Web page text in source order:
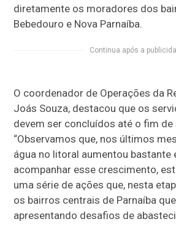
diretamente os moradores dos
Bebedouro e Nova Parnaíba.
Continua após a
O coordenador de Operações da
Joás Souza, destacou que os
devem ser concluídos até o fim de
“Observamos que, nos últimos
água no litoral aumentou bastante
acompanhar esse crescimento,
uma série de ações que, nesta
os bairros centrais de Parnaíba
apresentando desafios de